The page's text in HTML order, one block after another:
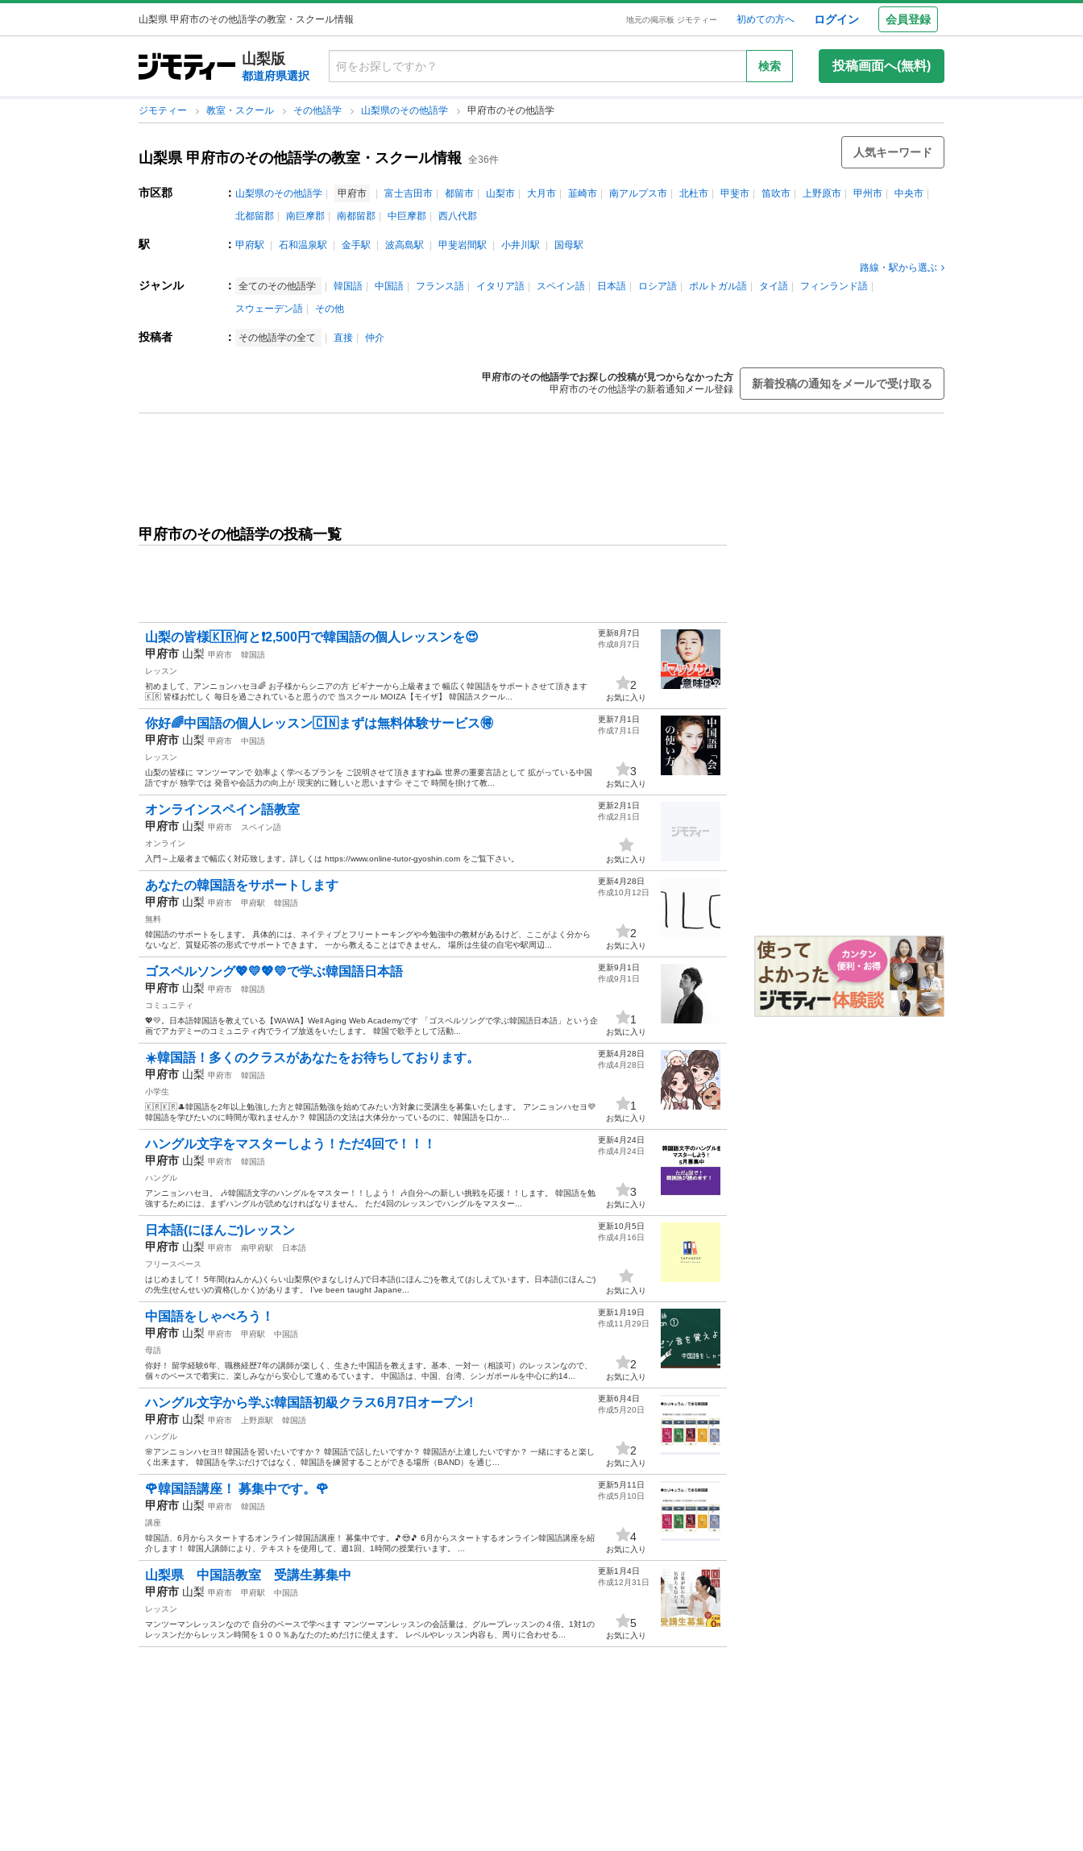
山梨県 甲府市のその他語学の教室・スクール情報 地元の掲示板 ジモティー 初めての方へ ログイン 会員登録
山梨版
都道府県選択
検索 投稿画面へ(無料)
ジモティー 教室・スクール その他語学 山梨県のその他語学 甲府市のその他語学
山梨県 甲府市のその他語学の教室・スクール情報 全36件
人気キーワード
市区郡 ： 山梨県のその他語学 甲府市 富士吉田市 都留市 山梨市 大月市 韮崎市 南アルプス市 北杜市 甲斐市 笛吹市 上野原市 甲州市
中央市
北都留郡
南巨摩郡 南都留郡 中巨摩郡 西八代郡
駅 ： 甲府駅 石和温泉駅 金手駅 波高島駅 甲斐岩間駅 小井川駅
国母駅
路線・駅から選ぶ
ジャンル ： 全てのその他語学 韓国語 中国語 フランス語 イタリア語 スペイン語 日本語 ロシア語 ポルトガル語 タイ語
フィンランド語
スウェーデン語
その他
投稿者 ： その他語学の全て 直接 仲介
甲府市のその他語学でお探しの投稿が見つからなかった方
甲府市のその他語学の新着通知メール登録
新着投稿の通知をメールで受け取る
甲府市のその他語学の投稿一覧
山梨の皆様🇰🇷何と❗️2,500円で韓国語の個人レッスンを😍
甲府市 山梨 甲府市
韓国語
レッスン
初めまして、アンニョンハセヨ🌈 お子様からシニアの方 ビギナーから上級者まで 幅広く韓国語をサポートさせて頂きます
🇰🇷 皆様お忙しく 毎日を過ごされていると思うので 当スクール MOIZA【モイザ】 韓国語スクール...
更新8月7日
作成8月7日
2
お気に入り
你好🌈中国語の個人レッスン🇨🇳まずは無料体験サービス🉐
甲府市 山梨 甲府市
中国語
レッスン
山梨の皆様に マンツーマンで 効率よく学べるプランを ご説明させて頂きますね🙇 世界の重要言語として 拡がっている中国
語ですが 独学では 発音や会話力の向上が 現実的に難しいと思います💦 そこで 時間を掛けて教...
更新7月1日
作成7月1日
3
お気に入り
オンラインスペイン語教室
甲府市 山梨 甲府市
スペイン語
オンライン
入門～上級者まで幅広く対応致します。詳しくは https://www.online-tutor-gyoshin.com をご覧下さい。
更新2月1日
作成2月1日
お気に入り
あなたの韓国語をサポートします
甲府市 山梨 甲府市 甲府駅
韓国語
無料
韓国語のサポートをします。 具体的には、ネイティブとフリートーキングや今勉強中の教材があるけど、ここがよく分から
ないなど、質疑応答の形式でサポートできます。 一から教えることはできません。 場所は生徒の自宅や駅周辺...
更新4月28日
作成10月12日
2
お気に入り
ゴスペルソング💖💛💖💛で学ぶ韓国語日本語
甲府市 山梨 甲府市
韓国語
コミュニティ
💖💛。日本語韓国語を教えている【WAWA】Well Aging Web Academyです 「ゴスペルソングで学ぶ韓国語日本語」という企
画でアカデミーのコミュニティ内でライブ放送をいたします。 韓国で歌手として活動...
更新9月1日
作成9月1日
1
お気に入り
☀️韓国語！多くのクラスがあなたをお待ちしております。
甲府市 山梨 甲府市
韓国語
小学生
🇰🇷🇰🇷🎩韓国語を2年以上勉強した方と韓国語勉強を始めてみたい方対象に受講生を募集いたします。 アンニョンハセヨ💜
韓国語を学びたいのに時間が取れませんか？ 韓国語の文法は大体分かっているのに、韓国語を口か...
更新4月28日
作成4月28日
1
お気に入り
ハングル文字をマスターしよう！ただ4回で！！！
甲府市 山梨 甲府市
韓国語
ハングル
アンニョンハセヨ。 🎶韓国語文字のハングルをマスター！！しよう！ 🎶自分への新しい挑戦を応援！！します。 韓国語を勉
強するためには、まずハングルが読めなければなりません。 ただ4回のレッスンでハングルをマスター...
更新4月24日
作成4月24日
3
お気に入り
日本語(にほんご)レッスン
甲府市 山梨 甲府市 南甲府駅
日本語
フリースペース
はじめまして！ 5年間(ねんかん)くらい山梨県(やまなしけん)で日本語(にほんご)を教えて(おしえて)います。日本語(にほんご)
の先生(せんせい)の資格(しかく)があります。 I’ve been taught Japane...
更新10月5日
作成4月16日
お気に入り
中国語をしゃべろう！
甲府市 山梨 甲府市 甲府駅
中国語
母語
你好！ 留学経験6年、職務経歴7年の講師が楽しく、生きた中国語を教えます。基本、一対一（相談可）のレッスンなので、
個々のペースで着実に、楽しみながら安心して進めるています。 中国語は、中国、台湾、シンガポールを中心に約14...
更新1月19日
作成11月29日
2
お気に入り
ハングル文字から学ぶ韓国語初級クラス6月7日オープン!
甲府市 山梨 甲府市 上野原駅
韓国語
ハングル
🌸アンニョンハセヨ!! 韓国語を習いたいですか？ 韓国語で話したいですか？ 韓国語が上達したいですか？ 一緒にすると楽し
く出来ます。 韓国語を学ぶだけではなく、韓国語を練習することができる場所（BAND）を通じ...
更新6月4日
作成5月20日
2
お気に入り
🌹韓国語講座！ 募集中です。🌹
甲府市 山梨 甲府市
韓国語
講座
韓国語、6月からスタートするオンライン韓国語講座！ 募集中です。🎵😍🎵 6月からスタートするオンライン韓国語講座を紹
介します！ 韓国人講師により、テキストを使用して、週1回、1時間の授業行います。 ...
更新5月11日
作成5月10日
4
お気に入り
山梨県 中国語教室 受講生募集中
甲府市 山梨 甲府市 甲府駅
中国語
レッスン
マンツーマンレッスンなので 自分のペースで学べます マンツーマンレッスンの会話量は、グループレッスンの４倍。1対1の
レッスンだからレッスン時間を１００％あなたのためだけに使えます。 レベルやレッスン内容も、周りに合わせる...
更新1月4日
作成12月31日
5
お気に入り